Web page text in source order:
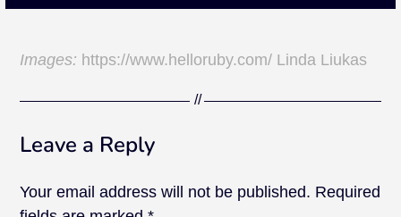
Images: https://www.helloruby.com/ Linda Liukas
Leave a Reply
Your email address will not be published. Required